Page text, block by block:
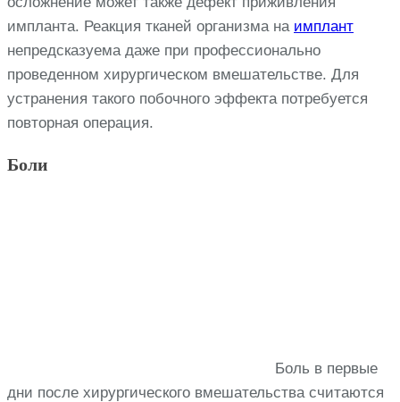
импланта. Реакция тканей организма на имплант
непредсказуема даже при профессионально
проведенном хирургическом вмешательстве. Для
устранения такого побочного эффекта потребуется
повторная операция.
Боли
Боль в первые
дни после хирургического вмешательства считаются